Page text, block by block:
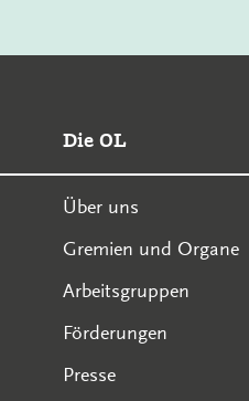
Die OL
Über uns
Gremien und Organe
Arbeitsgruppen
Förderungen
Presse